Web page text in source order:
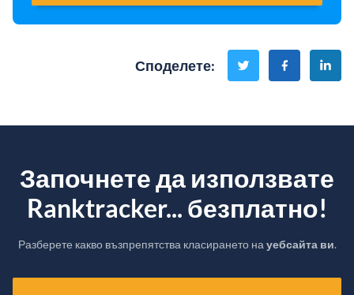
Споделете:
Започнете да използвате
Ranktracker... безплатно!
Разберете какво възпрепятства класирането на уебсайта ви.